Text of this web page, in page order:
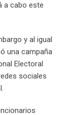
a cabo este
y al igual
una campaña
Electoral
sociales